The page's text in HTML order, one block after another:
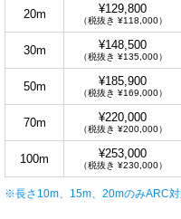
20m ¥129,800
（税抜き ¥118,000）
30m ¥148,500
（税抜き ¥135,000）
50m ¥185,900
（税抜き ¥169,000）
70m ¥220,000
（税抜き ¥200,000）
100m ¥253,000
（税抜き ¥230,000）
※長さ10m、15m、20mのみARC対